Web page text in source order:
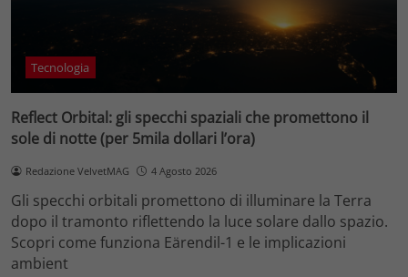
Tecnologia
Reflect Orbital: gli specchi spaziali che promettono il
sole di notte (per 5mila dollari l’ora)
Redazione VelvetMAG 4 Agosto 2026
Gli specchi orbitali promettono di illuminare la Terra
dopo il tramonto riflettendo la luce solare dallo spazio.
Scopri come funziona Eärendil-1 e le implicazioni
ambient